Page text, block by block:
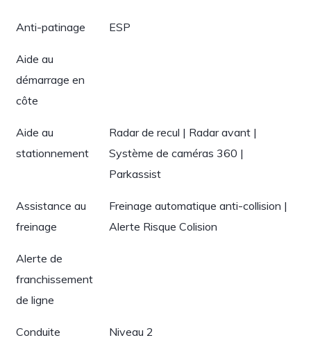
Anti-patinage ESP
Aide au
démarrage en
côte
Aide au
stationnement
Radar de recul | Radar avant |
Système de caméras 360 |
Parkassist
Assistance au
freinage
Freinage automatique anti-collision |
Alerte Risque Colision
Alerte de
franchissement
de ligne
Conduite
Niveau 2